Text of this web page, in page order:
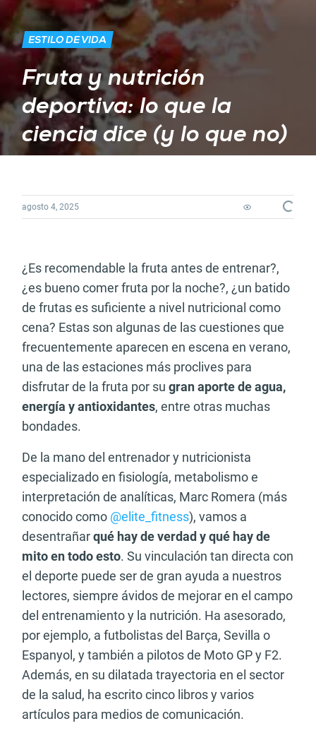
ESTILO DE VIDA
Fruta y nutrición
deportiva: lo que la
ciencia dice (y lo que no)
agosto 4, 2025
¿Es recomendable la fruta antes de entrenar?,
¿es bueno comer fruta por la noche?, ¿un batido
de frutas es suficiente a nivel nutricional como
cena? Estas son algunas de las cuestiones que
frecuentemente aparecen en escena en verano,
una de las estaciones más proclives para
disfrutar de la fruta por su gran aporte de agua,
energía y antioxidantes, entre otras muchas
bondades.
De la mano del entrenador y nutricionista
especializado en fisiología, metabolismo e
interpretación de analíticas, Marc Romera (más
conocido como @elite_fitness), vamos a
desentrañarqué hay de verdad y qué hay de
mito en todo esto. Su vinculación tan directa con
el deporte puede ser de gran ayuda a nuestros
lectores, siempre ávidos de mejorar en el campo
del entrenamiento y la nutrición. Ha asesorado,
por ejemplo, a futbolistas del Barça, Sevilla o
Espanyol, y también a pilotos de Moto GP y F2.
Además, en su dilatada trayectoria en el sector
de la salud, ha escrito cinco libros y varios
artículos para medios de comunicación.